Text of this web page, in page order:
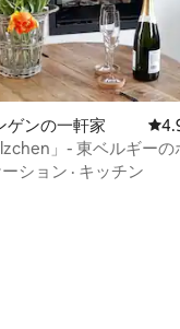
つ星の平均評価
ゲンの一軒家 レ
」- 東ベルギーの
ション · キッチン